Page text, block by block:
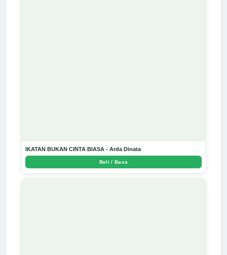
IKATAN BUKAN CINTA BIASA - Arda Dinata
Beli / Baca